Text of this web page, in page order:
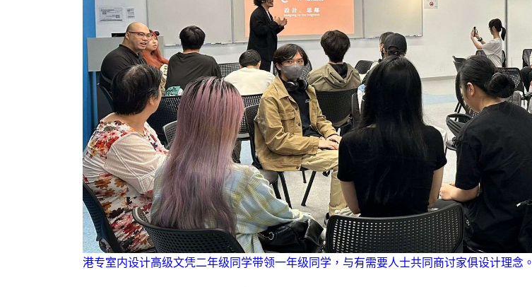
港专室内设计高级文凭二年级同学带领一年级同学，与有需要人士共同商讨家俱设计理念。